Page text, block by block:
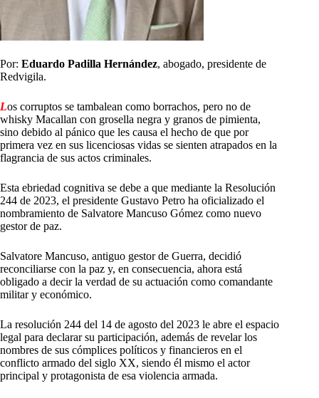
Por: Eduardo Padilla Hernández, abogado, presidente de
Redvigila.
Los corruptos se tambalean como borrachos, pero no de
whisky Macallan con grosella negra y granos de pimienta,
sino debido al pánico que les causa el hecho de que por
primera vez en sus licenciosas vidas se sienten atrapados en la
flagrancia de sus actos criminales.
Esta ebriedad cognitiva se debe a que mediante la Resolución
244 de 2023, el presidente Gustavo Petro ha oficializado el
nombramiento de Salvatore Mancuso Gómez como nuevo
gestor de paz.
Salvatore Mancuso, antiguo gestor de Guerra, decidió
reconciliarse con la paz y, en consecuencia, ahora está
obligado a decir la verdad de su actuación como comandante
militar y económico.
La resolución 244 del 14 de agosto del 2023 le abre el espacio
legal para declarar su participación, además de revelar los
nombres de sus cómplices políticos y financieros en el
conflicto armado del siglo XX, siendo él mismo el actor
principal y protagonista de esa violencia armada.